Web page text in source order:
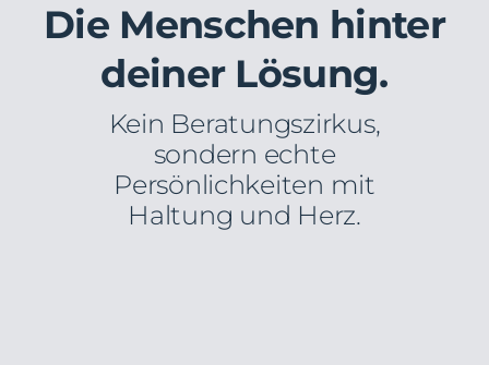
Die Menschen hinter
deiner Lösung.
Kein Beratungszirkus,
sondern echte
Persönlichkeiten mit
Haltung und Herz.